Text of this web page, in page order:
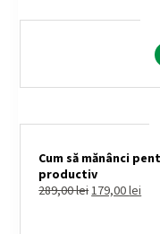
Cum să mănânci
productiv
289,00lei 179,00lei